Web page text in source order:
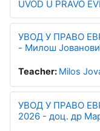
UVOD U PRAVO
УВОД У ПРАВО
- Милош
Teacher: Milos
УВОД У ПРАВО
2026 - доц. др